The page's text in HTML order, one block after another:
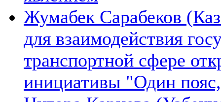
Жумабек Сарабеков
для взаимодействия
транспортной сфере
инициативы "Один